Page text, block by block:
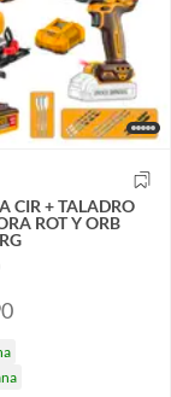
CIR + TALADRO
ROT Y ORB